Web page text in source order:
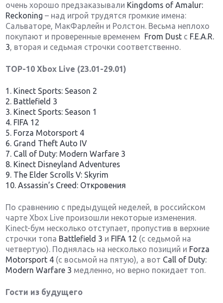
очень хорошо предзаказывали Kingdoms of Amalur:
Reckoning – над игрой трудятся громкие имена:
Сальваторе, МакФарлейн и Ролстон. Весьма неплохо
покупают и проверенные временем From Dust с F.E.A.R.
3, вторая и седьмая строчки соответственно.
TOP-10 Xbox Live (23.01-29.01)
1. Kinect Sports: Season 2
2. Battlefield 3
3. Kinect Sports: Season 1
4. FIFA 12
5. Forza Motorsport 4
6. Grand Theft Auto IV
7. Call of Duty: Modern Warfare 3
8. Kinect Disneyland Adventures
9. The Elder Scrolls V: Skyrim
10. Assassin’s Creed: Откровения
По сравнению с предыдущей неделей, в российском
чарте Xbox Live произошли некоторые изменения.
Kinect-бум несколько отступает, пропустив в верхние
строчки топа Battlefield 3 и FIFA 12 (с седьмой на
четвертую). Поднялась на несколько позиций и Forza
Motorsport 4 (с восьмой на пятую), а вот Call of Duty:
Modern Warfare 3 медленно, но верно покидает топ.
Гости из будущего